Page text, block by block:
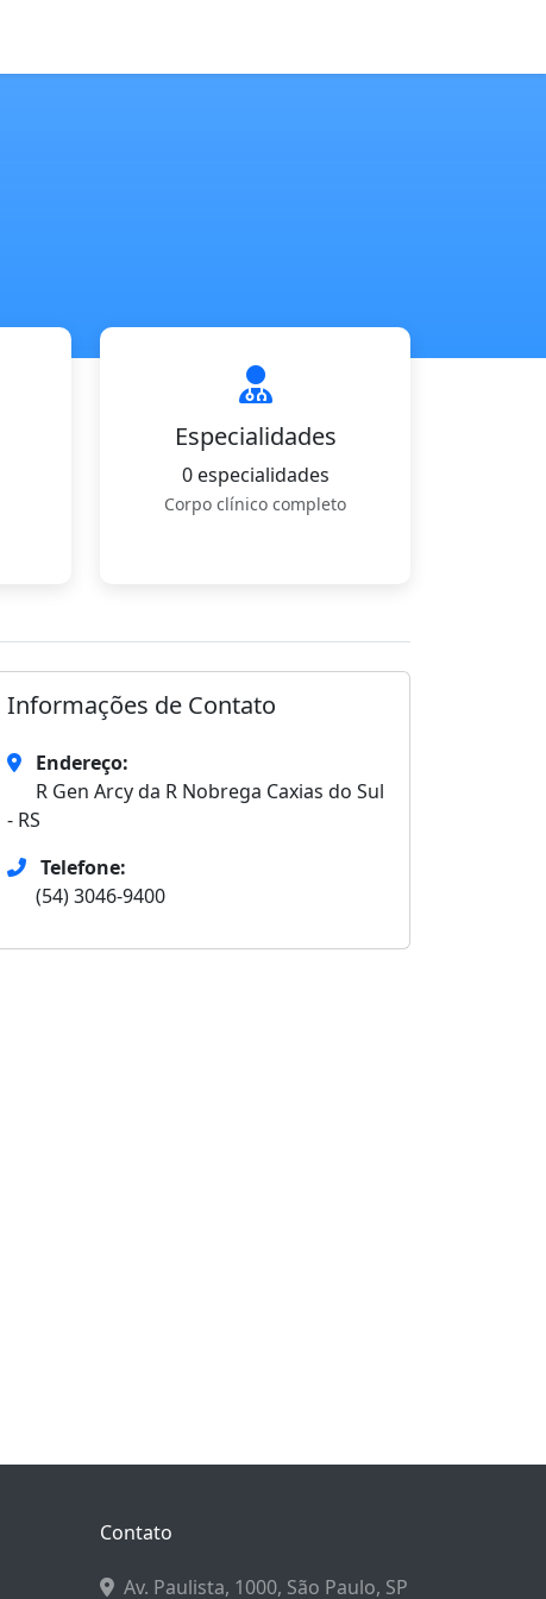
Especialidades
0 especialidades
Corpo clínico completo
Informações de Contato
Endereço:
R Gen Arcy da R Nobrega Caxias do Sul
- RS
Telefone:
(54) 3046-9400
Contato
Av. Paulista, 1000, São Paulo, SP